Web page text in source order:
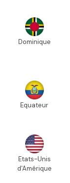
Dominique
Equateur
Etats-Unis
d'Amérique